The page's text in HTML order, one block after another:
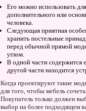
Его можно использовать
дополнительного или
человека.
Следующая приятная
хранить постельные
перед обычной прямой
углом.
В одной части содержится
другой части находится
Когда проектируют такие
для того, чтобы мебель
Покупатель только должен
выбор на более подходящем